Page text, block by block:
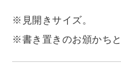
※見開きサイズ。
※書き置きのお頒かちと